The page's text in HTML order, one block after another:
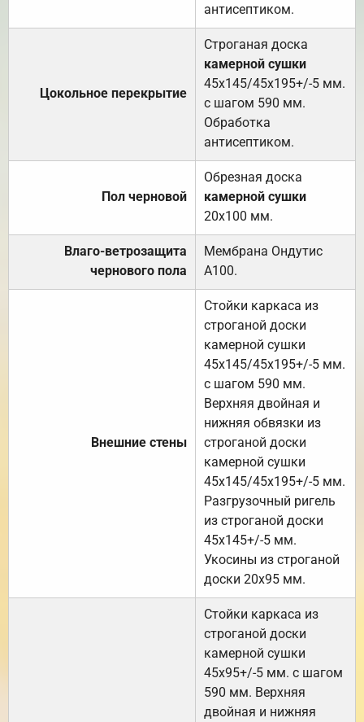
антисептиком.
Цокольное перекрытие
Строганая доска
камерной сушки
45х145/45х195+/-5 мм.
с шагом 590 мм.
Обработка
антисептиком.
Пол черновой
Обрезная доска
камерной сушки
20х100 мм.
Влаго-ветрозащита
чернового пола
Мембрана Ондутис
А100.
Внешние стены
Стойки каркаса из
строганой доски
камерной сушки
45х145/45х195+/-5 мм.
с шагом 590 мм.
Верхняя двойная и
нижняя обвязки из
строганой доски
камерной сушки
45х145/45х195+/-5 мм.
Разгрузочный ригель
из строганой доски
45х145+/-5 мм.
Укосины из строганой
доски 20х95 мм.
Стойки каркаса из
строганой доски
камерной сушки
45х95+/-5 мм. с шагом
590 мм. Верхняя
двойная и нижняя